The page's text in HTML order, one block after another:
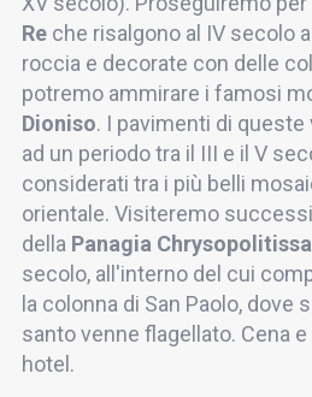
Reche risalgono al IV secolo
roccia e decorate con delle
potremo ammirare i famosi
Dioniso. I pavimenti di
ad un periodo tra il III e il V
considerati tra i più belli
orientale. Visiteremo
della Panagia Chrysopolitissa
secolo, all'interno del cui
la colonna di San Paolo, dove
santo venne flagellato. Cena
hotel.